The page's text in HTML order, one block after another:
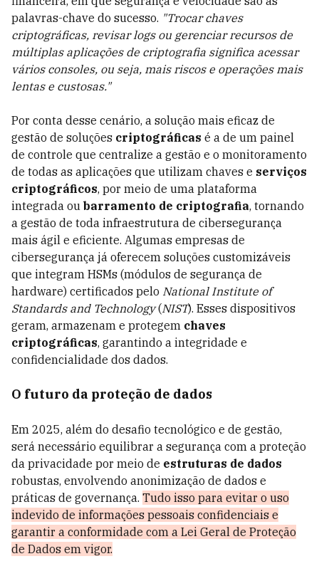
palavras-chave do sucesso. "Trocar chaves
criptográficas, revisar logs ou gerenciar recursos de
múltiplas aplicações de criptografia significa acessar
vários consoles, ou seja, mais riscos e operações mais
lentas e custosas."
Por conta desse cenário, a solução mais eficaz de
gestão de soluções criptográficas é a de um painel
de controle que centralize a gestão e o monitoramento
de todas as aplicações que utilizam chaves e serviços
criptográficos, por meio de uma plataforma
integrada ou barramento de criptografia, tornando
a gestão de toda infraestrutura de cibersegurança
mais ágil e eficiente. Algumas empresas de
cibersegurança já oferecem soluções customizáveis
que integram HSMs (módulos de segurança de
hardware) certificados pelo National Institute of
Standards and Technology(NIST). Esses dispositivos
geram, armazenam e protegem chaves
criptográficas, garantindo a integridade e
confidencialidade dos dados.
O futuro da proteção de dados
Em 2025, além do desafio tecnológico e de gestão,
será necessário equilibrar a segurança com a proteção
da privacidade por meio de estruturas de dados
robustas, envolvendo anonimização de dados e
práticas de governança. Tudo isso para evitar o uso
indevido de informações pessoais confidenciais e
garantir a conformidade com a Lei Geral de Proteção
de Dados em vigor.